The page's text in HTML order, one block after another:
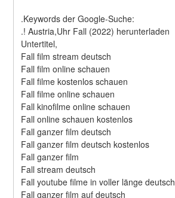
.Keywords der Google-Suche:
.! Austria,Uhr Fall (2022) herunterladen
Untertitel,
Fall film stream deutsch
Fall film online schauen
Fall filme kostenlos schauen
Fall filme online schauen
Fall kinofilme online schauen
Fall online schauen kostenlos
Fall ganzer film deutsch
Fall ganzer film deutsch kostenlos
Fall ganzer film
Fall stream deutsch
Fall youtube filme in voller länge deutsch
Fall ganzer film auf deutsch